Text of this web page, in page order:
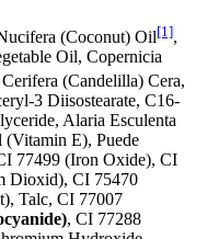
(Coconut) Oil[1],
Oil, Copernicia
(Candelilla) Cera,
3 Diisostearate, C16-
Alaria Esculenta
E), Puede
77499 (Iron Oxide), CI
Dioxid), CI 75470
Talc, CI 77007
, CI 77288